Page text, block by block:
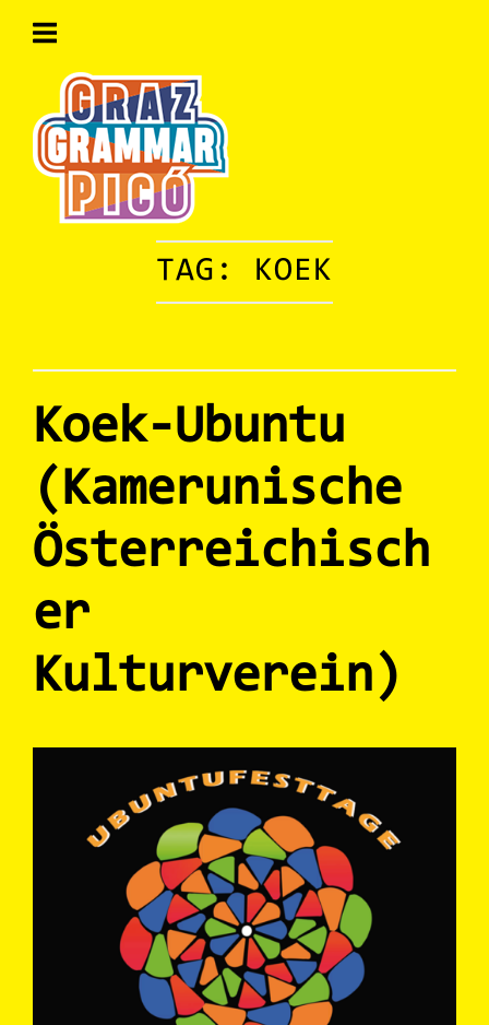
Home
TAG: KOEK
Koek-Ubuntu
(Kamerunische
Österreichisch
er
Kulturverein)